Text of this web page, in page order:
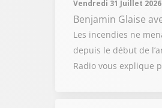
Vendredi 31 Juillet 2026
Benjamin Glaise
Les incendies ne
depuis le début de
Radio vous explique